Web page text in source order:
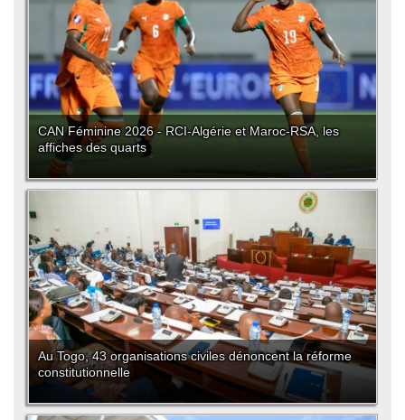
CAN Féminine 2026 - RCI-Algérie et Maroc-RSA, les
affiches des quarts
Au Togo, 43 organisations civiles dénoncent la réforme
constitutionnelle